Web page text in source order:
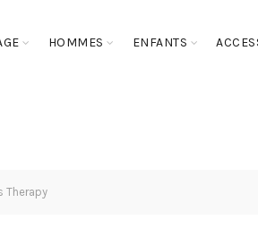
HOMMES ENFANTS
Therapy